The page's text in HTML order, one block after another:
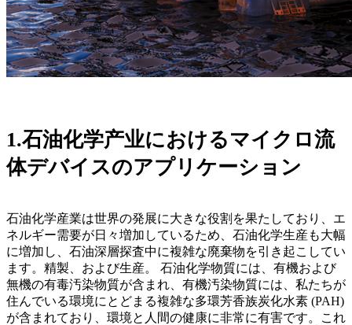
1.石油化学产业におけるマイクロ流
体デバイスのアプリケーション
石油化学産業は世界の発展に大きな役割を果たしており、エ
ネルギー需要が日々増加しているため、石油化学生産も大幅
に増加し、石油深層探査中に複雑な廃棄物を引き起こしてい
ます。精製、および生産。 石油化学物質には、有機および
無機の有毒汚染物質が含まれ、有機汚染物質には、私たちが
住んでいる環境にとどまる複雑な多環芳香族炭化水素 (PAH)
が含まれており、環境と人間の健康に非常に有害です。これ